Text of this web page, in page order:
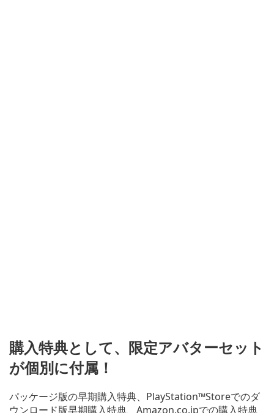
購入特典として、限定アバターセット
が個別に付属！
パッケージ版の早期購入特典、PlayStation™Storeでのダ
ウンロード版早期購入特典、Amazon.co.jpでの購入特典